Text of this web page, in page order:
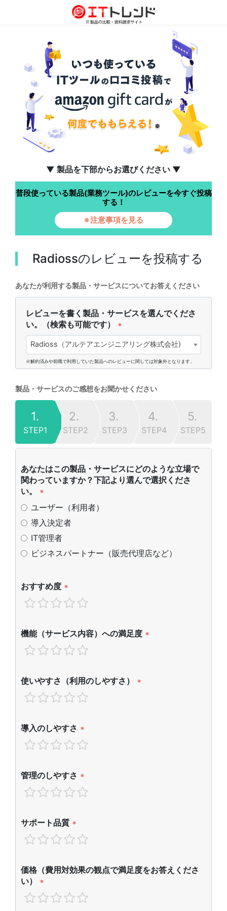
▼ 製品を下部からお選びください ▼
普段使っている製品(業務ツール)のレビューを今すぐ投稿
する！
※注意事項を見る
Radiossのレビューを投稿する
あなたが利用する製品・サービスについてお答えください
レビューを書く製品・サービスを選んでくださ
い。（検索も可能です）
*
Radioss（アルテアエンジニアリング株式会社)
※解約済みや前職で利用していた製品へのレビューに関しては対象外となります。
製品・サービスのご感想をお聞かせください
1.
STEP1
2.
STEP2
3.
STEP3
4.
STEP4
5.
STEP5
あなたはこの製品・サービスにどのような立場で
関わっていますか？下記より選んで選択くださ
い。
*
ユーザー（利用者）
導入決定者
IT管理者
ビジネスパートナー（販売代理店など）
おすすめ度 *
機能（サービス内容）への満足度 *
使いやすさ（利用のしやすさ） *
導入のしやすさ *
管理のしやすさ *
サポート品質 *
価格（費用対効果の観点で満足度をお答えくださ
い）
*